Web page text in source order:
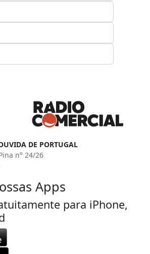
DE PORTUGAL
n° 24/26
Apps
para iPhone,